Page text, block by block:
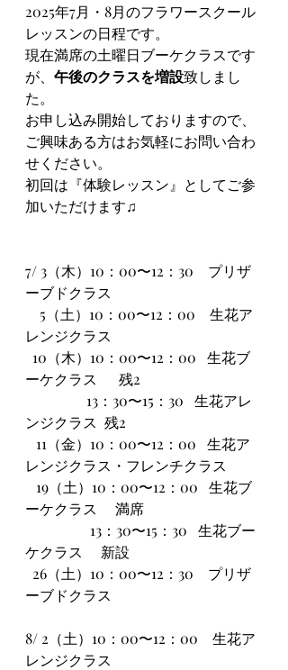
2025年7月・8月のフラワースクール
レッスンの日程です。
現在満席の土曜日ブーケクラスです
が、 午後のクラスを増設致しまし
た。
お申し込み開始しておりますので、
ご興味ある方はお気軽にお問い合わ
せください。
初回は『体験レッスン』としてご参
加いただけます♫
7/ 3（木）10：00〜12：30　プリザ
ーブドクラス
5（土）10：00〜12：00　生花ア
レンジクラス
10（木）10：00〜12：00   生花ブ
ーケクラス      残2
13：30〜15：30   生花アレ
ンジクラス  残2
11（金）10：00〜12：00   生花ア
レンジクラス・フレンチクラス
19（土）10：00〜12：00   生花ブ
ーケクラス　 満席
13：30〜15：30   生花ブー
ケクラス　 新設
26（土）10：00〜12：30　プリザ
ーブドクラス
8/ 2（土）10：00〜12：00　生花ア
レンジクラス